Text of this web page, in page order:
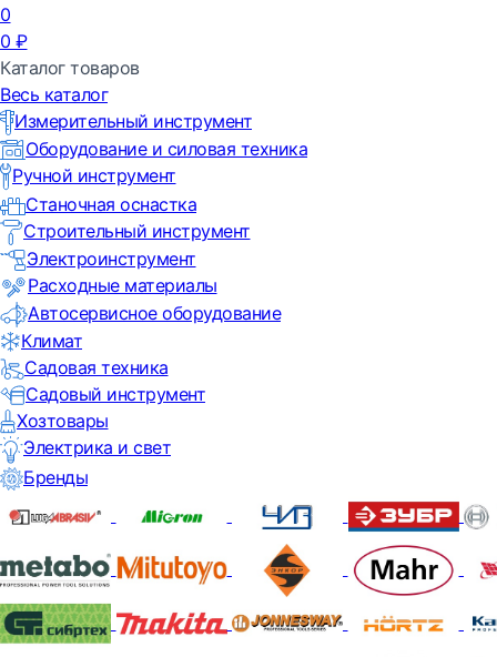
0
0 ₽
Каталог товаров
Весь каталог
Измерительный инструмент
Оборудование и силовая техника
Ручной инструмент
Станочная оснастка
Строительный инструмент
Электроинструмент
Расходные материалы
Автосервисное оборудование
Климат
Садовая техника
Садовый инструмент
Хозтовары
Электрика и свет
Бренды